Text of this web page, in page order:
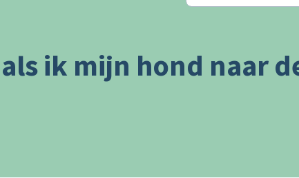
ik mijn hond naar